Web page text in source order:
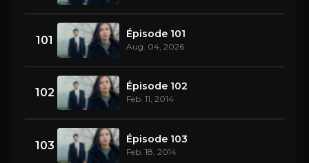
101 Épisode 101
Aug. 04, 2026
102 Épisode 102
Feb. 11, 2014
103 Épisode 103
Feb. 18, 2014